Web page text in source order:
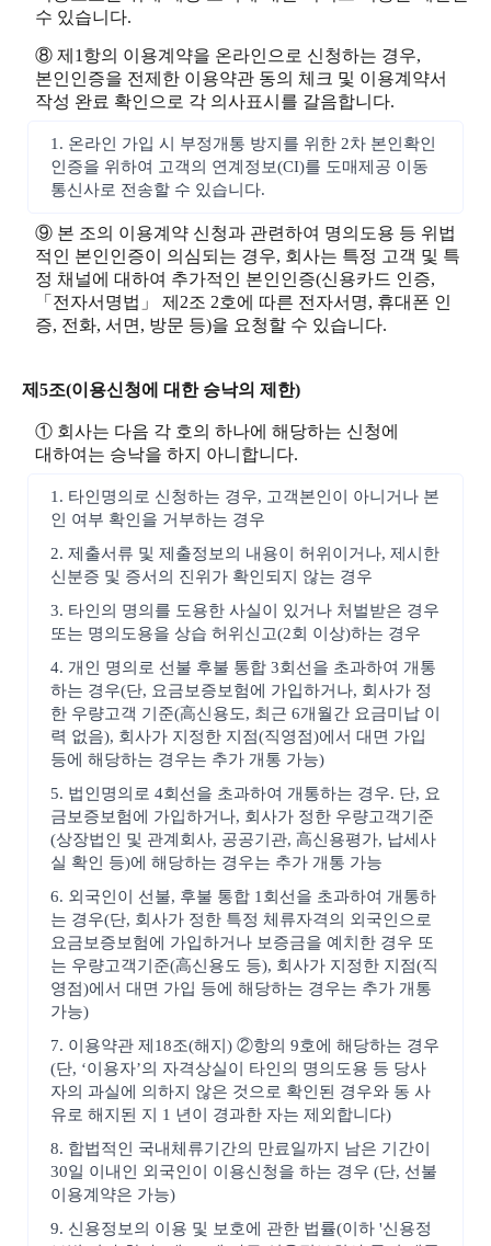
수 있습니다.
⑧ 제1항의 이용계약을 온라인으로 신청하는 경우,
본인인증을 전제한 이용약관 동의 체크 및 이용계약서
작성 완료 확인으로 각 의사표시를 갈음합니다.
1. 온라인 가입 시 부정개통 방지를 위한 2차 본인확인
인증을 위하여 고객의 연계정보(CI)를 도매제공 이동
통신사로 전송할 수 있습니다.
⑨ 본 조의 이용계약 신청과 관련하여 명의도용 등 위법
적인 본인인증이 의심되는 경우, 회사는 특정 고객 및 특
정 채널에 대하여 추가적인 본인인증(신용카드 인증,
「전자서명법」 제2조 2호에 따른 전자서명, 휴대폰 인
증, 전화, 서면, 방문 등)을 요청할 수 있습니다.
제5조(이용신청에 대한 승낙의 제한)
① 회사는 다음 각 호의 하나에 해당하는 신청에
대하여는 승낙을 하지 아니합니다.
1. 타인명의로 신청하는 경우, 고객본인이 아니거나 본
인 여부 확인을 거부하는 경우
2. 제출서류 및 제출정보의 내용이 허위이거나, 제시한
신분증 및 증서의 진위가 확인되지 않는 경우
3. 타인의 명의를 도용한 사실이 있거나 처벌받은 경우
또는 명의도용을 상습 허위신고(2회 이상)하는 경우
4. 개인 명의로 선불 후불 통합 3회선을 초과하여 개통
하는 경우(단, 요금보증보험에 가입하거나, 회사가 정
한 우량고객 기준(高신용도, 최근 6개월간 요금미납 이
력 없음), 회사가 지정한 지점(직영점)에서 대면 가입
등에 해당하는 경우는 추가 개통 가능)
5. 법인명의로 4회선을 초과하여 개통하는 경우. 단, 요
금보증보험에 가입하거나, 회사가 정한 우량고객기준
(상장법인 및 관계회사, 공공기관, 高신용평가, 납세사
실 확인 등)에 해당하는 경우는 추가 개통 가능
6. 외국인이 선불, 후불 통합 1회선을 초과하여 개통하
는 경우(단, 회사가 정한 특정 체류자격의 외국인으로
요금보증보험에 가입하거나 보증금을 예치한 경우 또
는 우량고객기준(高신용도 등), 회사가 지정한 지점(직
영점)에서 대면 가입 등에 해당하는 경우는 추가 개통
가능)
7. 이용약관 제18조(해지) ②항의 9호에 해당하는 경우
(단, ‘이용자’의 자격상실이 타인의 명의도용 등 당사
자의 과실에 의하지 않은 것으로 확인된 경우와 동 사
유로 해지된 지 1 년이 경과한 자는 제외합니다)
8. 합법적인 국내체류기간의 만료일까지 남은 기간이
30일 이내인 외국인이 이용신청을 하는 경우 (단, 선불
이용계약은 가능)
9. 신용정보의 이용 및 보호에 관한 법률(이하 '신용정